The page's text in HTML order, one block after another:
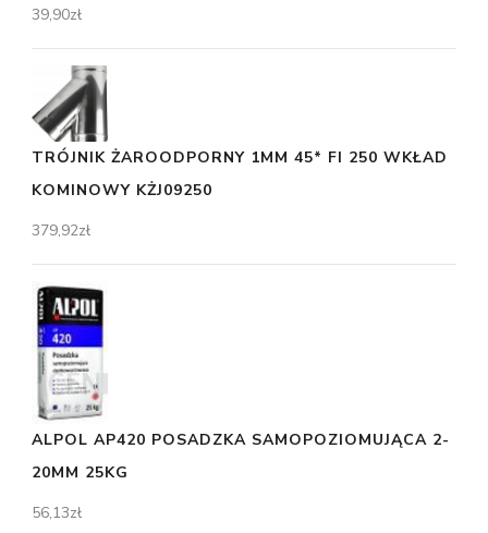
39,90zł
TRÓJNIK ŻAROODPORNY 1MM 45* FI 250 WKŁAD
KOMINOWY KŻJ09250
379,92zł
ALPOL AP420 POSADZKA SAMOPOZIOMUJĄCA 2-
20MM 25KG
56,13zł